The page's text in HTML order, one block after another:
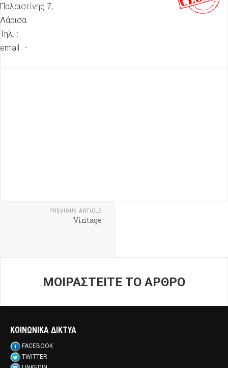
Παλαιστίνης 7,
Λάρισα
Τηλ. : -
email : -
PREVIOUS ARTICLE
Vintage
ΜΟΙΡΑΣΤΕΙΤΕ ΤΟ ΑΡΘΡΟ
ΚΟΙΝΩΝΙΚΑ ΔΙΚΤΥΑ
FACEBOOK
TWITTER